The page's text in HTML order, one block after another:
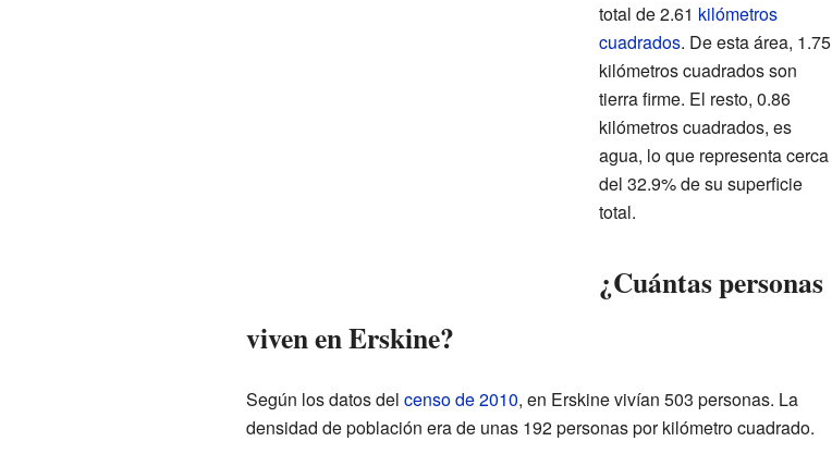
total de 2.61 kilómetros
cuadrados. De esta área, 1.75
kilómetros cuadrados son
tierra firme. El resto, 0.86
kilómetros cuadrados, es
agua, lo que representa cerca
del 32.9% de su superficie
total.
¿Cuántas personas
viven en Erskine?
Según los datos del censo de 2010, en Erskine vivían 503 personas. La
densidad de población era de unas 192 personas por kilómetro cuadrado.